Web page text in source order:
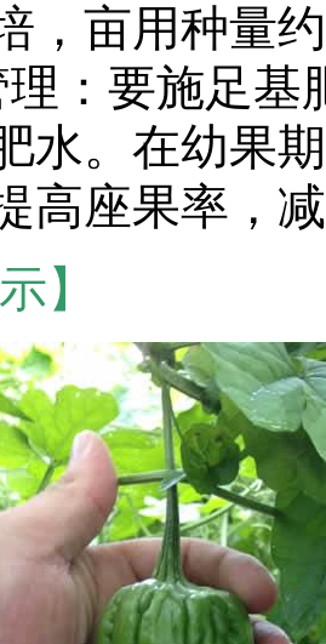
，亩用种量
：要施足基
水。在幼果
高座果率，
】